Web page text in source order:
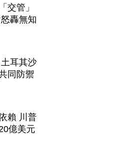
交管」
轟無知
耳其沙
同防禦
賴 川普
億美元